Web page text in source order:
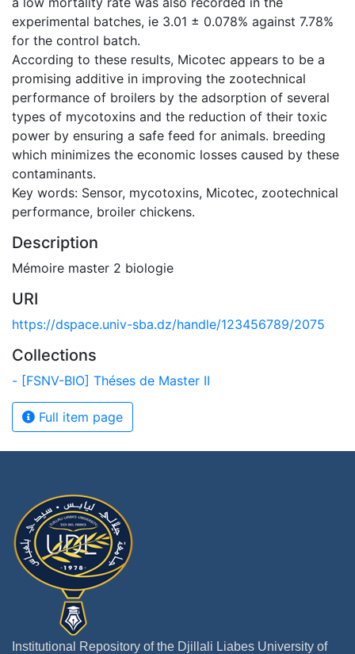
experimental batches, ie 3.01 ± 0.078% against 7.78%
for the control batch.
According to these results, Micotec appears to be a
promising additive in improving the zootechnical
performance of broilers by the adsorption of several
types of mycotoxins and the reduction of their toxic
power by ensuring a safe feed for animals. breeding
which minimizes the economic losses caused by these
contaminants.
Key words: Sensor, mycotoxins, Micotec, zootechnical
performance, broiler chickens.
Description
Mémoire master 2 biologie
URI
https://dspace.univ-sba.dz/handle/123456789/2075
Collections
- [FSNV-BIO] Théses de Master II
Full item page
Institutional Repository of the Djillali Liabes University of